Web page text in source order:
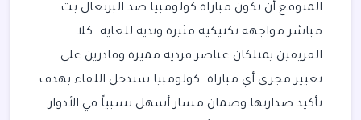
المتوقع أن تكون مباراة كولومبيا ضد البرتغال بث
مباشر مواجهة تكتيكية مثيرة وندية للغاية. كلا
الفريقين يمتلكان عناصر فردية مميزة وقادرين على
تغيير مجرى أي مباراة. كولومبيا ستدخل اللقاء بهدف
تأكيد صدارتها وضمان مسار أسهل نسبياً في الأدوار